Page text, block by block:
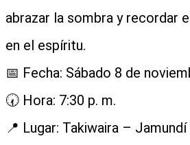
abrazar la sombra y recordar
en el espíritu.
📅 Fecha: Sábado 8 de
🕢 Hora: 7:30 p. m.
📍 Lugar: Takiwaira – Jamundí